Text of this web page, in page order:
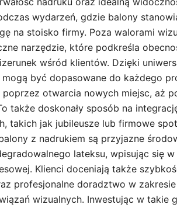
wydarzeń, gdzie balony
na stoisko firmy. Poza walorami
narzędzie, które podkreśla
wśród klientów. Dzięki
być dopasowane do każdego
otwarcia nowych miejsc, aż
także doskonały sposób na
takich jak jubileusze lub firmowe
z nadrukiem są przyjazne
lateksu, wpisując się
Klienci doceniają także
profesjonalne doradztwo w
wizualnych. Inwestując w takie